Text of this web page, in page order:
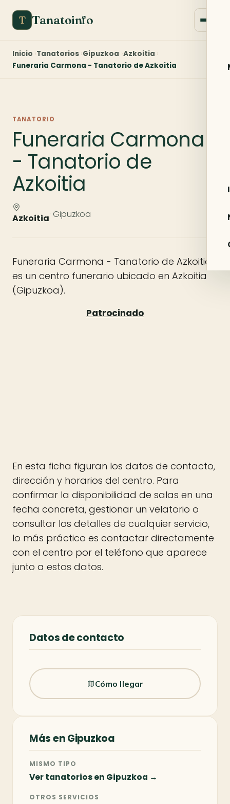
T Tanatoinfo
Inicio Tanatorios Gipuzkoa Azkoitia
Funeraria Carmona - Tanatorio de Azkoitia
TANATORIO
Funeraria Carmona
- Tanatorio de
Azkoitia
Azkoitia· Gipuzkoa
Funeraria Carmona - Tanatorio de Azkoitia
es un centro funerario ubicado en Azkoitia
(Gipuzkoa).
En esta ficha figuran los datos de contacto,
dirección y horarios del centro. Para
confirmar la disponibilidad de salas en una
fecha concreta, gestionar un velatorio o
consultar los detalles de cualquier servicio,
lo más práctico es contactar directamente
con el centro por el teléfono que aparece
junto a estos datos.
Datos de contacto
Cómo llegar
Más en Gipuzkoa
MISMO TIPO
Ver tanatorios en Gipuzkoa →
OTROS SERVICIOS